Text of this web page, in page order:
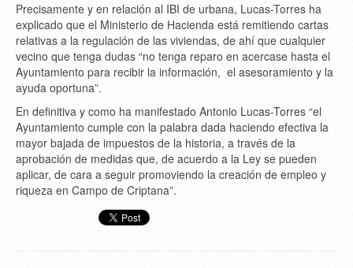
Precisamente y en relación al IBI de urbana, Lucas-Torres ha
explicado que el Ministerio de Hacienda está remitiendo cartas
relativas a la regulación de las viviendas, de ahí que cualquier
vecino que tenga dudas “no tenga reparo en acercase hasta el
Ayuntamiento para recibir la información, el asesoramiento y la
ayuda oportuna”.
En definitiva y como ha manifestado Antonio Lucas-Torres “el
Ayuntamiento cumple con la palabra dada haciendo efectiva la
mayor bajada de impuestos de la historia, a través de la
aprobación de medidas que, de acuerdo a la Ley se pueden
aplicar, de cara a seguir promoviendo la creación de empleo y
riqueza en Campo de Criptana”.